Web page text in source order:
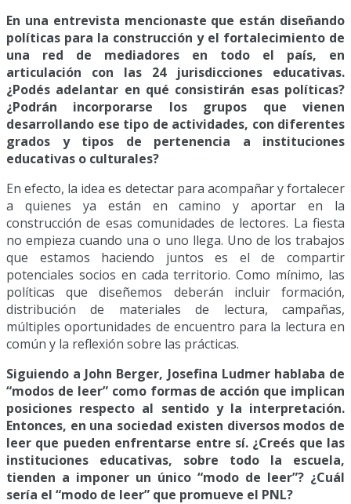
En una entrevista mencionaste que están diseñando
políticas para la construcción y el fortalecimiento de
una red de mediadores en todo el país, en
articulación con las 24 jurisdicciones educativas.
¿Podés adelantar en qué consistirán esas políticas?
¿Podrán incorporarse los grupos que vienen
desarrollando ese tipo de actividades, con diferentes
grados y tipos de pertenencia a instituciones
educativas o culturales?
En efecto, la idea es detectar para acompañar y fortalecer
a quienes ya están en camino y aportar en la
construcción de esas comunidades de lectores. La fiesta
no empieza cuando una o uno llega. Uno de los trabajos
que estamos haciendo juntos es el de compartir
potenciales socios en cada territorio. Como mínimo, las
políticas que diseñemos deberán incluir formación,
distribución de materiales de lectura, campañas,
múltiples oportunidades de encuentro para la lectura en
común y la reflexión sobre las prácticas.
Siguiendo a John Berger, Josefina Ludmer hablaba de
“modos de leer” como formas de acción que implican
posiciones respecto al sentido y la interpretación.
Entonces, en una sociedad existen diversos modos de
leer que pueden enfrentarse entre sí. ¿Creés que las
instituciones educativas, sobre todo la escuela,
tienden a imponer un único “modo de leer”? ¿Cuál
sería el “modo de leer” que promueve el PNL?